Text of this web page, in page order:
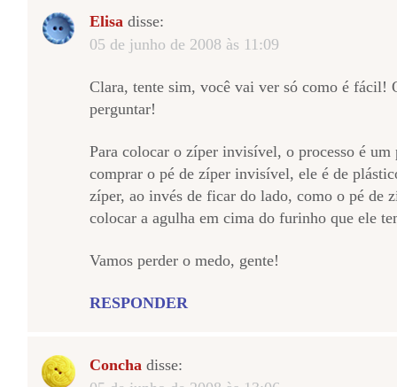
Elisa disse:
05 de junho de 2008 às 11:09
Clara, tente sim, você vai ver só como é fácil!
perguntar!
Para colocar o zíper invisível, o processo é
comprar o pé de zíper invisível, ele é de
zíper, ao invés de ficar do lado, como o pé de
colocar a agulha em cima do furinho que ele
Vamos perder o medo, gente!
RESPONDER
Concha disse: